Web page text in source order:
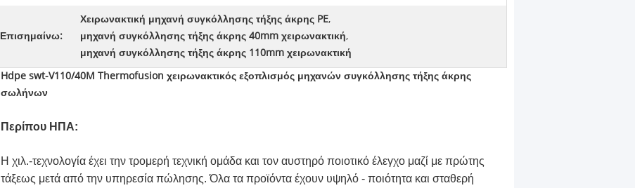
Επισημαίνω:
Χειρωνακτική μηχανή συγκόλλησης τήξης άκρης PE,
μηχανή συγκόλλησης τήξης άκρης 40mm χειρωνακτική,
μηχανή συγκόλλησης τήξης άκρης 110mm χειρωνακτική
Hdpe swt-V110/40M Thermofusion χειρωνακτικός εξοπλισμός μηχανών συγκόλλησης τήξης άκρης
σωλήνων
Περίπου ΗΠΑ:
Η χιλ.-τεχνολογία έχει την τρομερή τεχνική ομάδα και τον αυστηρό ποιοτικό έλεγχο μαζί με πρώτης
τάξεως μετά από την υπηρεσία πώλησης. Όλα τα προϊόντα έχουν υψηλό - ποιότητα και σταθερή